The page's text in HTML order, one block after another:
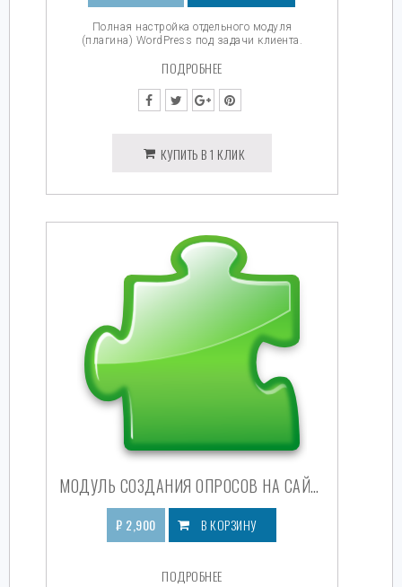
Полная настройка отдельного модуля
(плагина) WordPress под задачи клиента.
ПОДРОБНЕЕ
КУПИТЬ В 1 КЛИК
МОДУЛЬ СОЗДАНИЯ ОПРОСОВ НА САЙТЕ
₽ 2,900 В КОРЗИНУ
ПОДРОБНЕЕ